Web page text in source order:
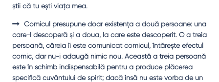
ştii că tu eşti viaţa mea.
Comicul presupune doar existenţa a două persoane: una
care-l descoperă şi a doua, la care este descoperit. O a treia
persoană, căreia îi este comunicat comicul, întăreşte efectul
comic, dar nu-i adaugă nimic nou. Această a treia persoană
este în schimb indispensabilă pentru a produce plăcerea
specifică cuvântului de spirit; dacă însă nu este vorba de un